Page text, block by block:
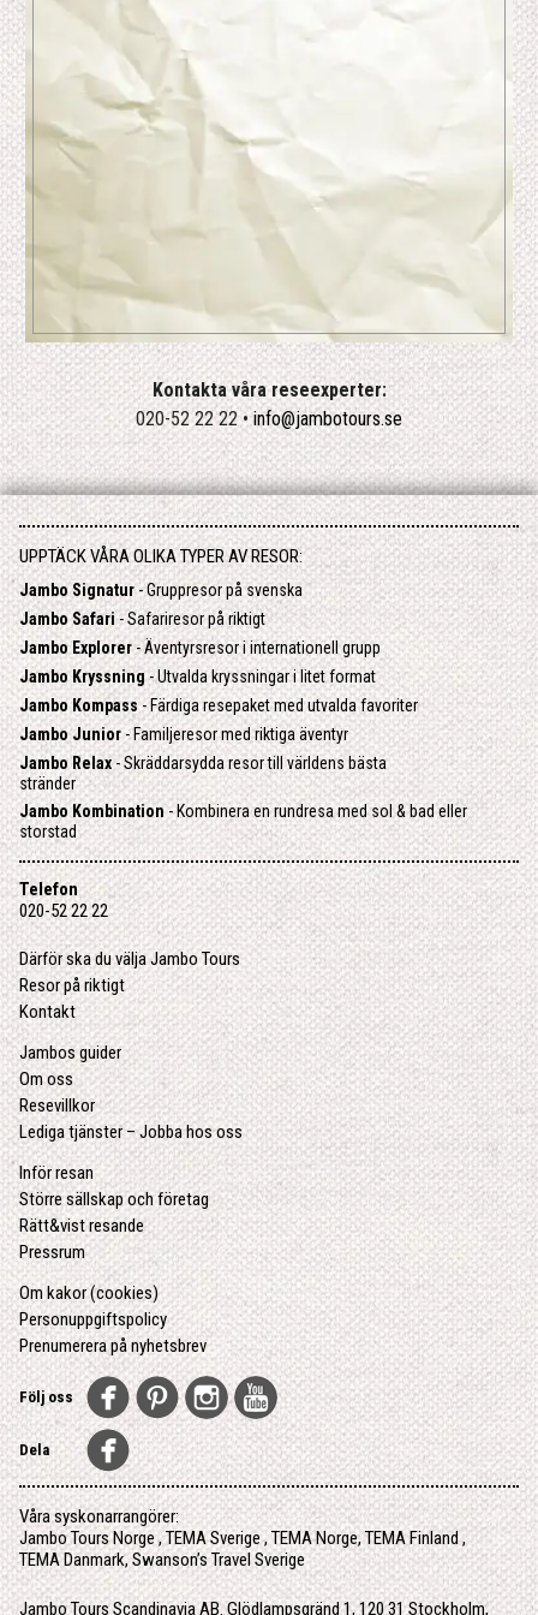
Kontakta våra reseexperter:
020-52 22 22 •info@jambotours.se
UPPTÄCK VÅRA OLIKA TYPER AV RESOR:
Jambo Signatur- Gruppresor på svenska
Jambo Safari- Safariresor på riktigt
Jambo Explorer- Äventyrsresor i internationell grupp
Jambo Kryssning- Utvalda kryssningar i litet format
Jambo Kompass- Färdiga resepaket med utvalda favoriter
Jambo Junior- Familjeresor med riktiga äventyr
Jambo Relax- Skräddarsydda resor till världens bästa
stränder
Jambo Kombination- Kombinera en rundresa med sol & bad eller
storstad
Telefon
020-52 22 22
Därför ska du välja Jambo Tours
Resor på riktigt
Kontakt
Jambos guider
Om oss
Resevillkor
Lediga tjänster – Jobba hos oss
Inför resan
Större sällskap och företag
Rätt&vist resande
Pressrum
Om kakor (cookies)
Personuppgiftspolicy
Prenumerera på nyhetsbrev
Följ oss
Dela
Våra syskonarrangörer:
Jambo Tours Norge,TEMA Sverige,TEMA Norge,TEMA Finland,
TEMA Danmark,Swanson’s Travel Sverige
Jambo Tours Scandinavia AB. Glödlampsgränd 1, 120 31 Stockholm,